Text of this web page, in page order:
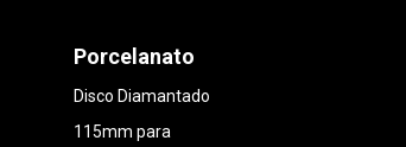
Porcelanato
Disco Diamantado
115mm para